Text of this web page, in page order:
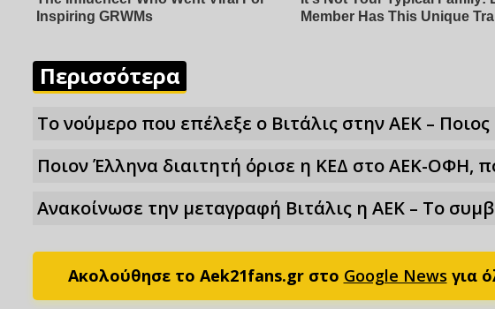
Περισσότερα
Το νούμερο που επέλεξε ο Βιτάλις στην ΑΕΚ –
Ποιον Έλληνα διαιτητή όρισε η ΚΕΔ στο ΑΕΚ-ΟΦΗ,
Ανακοίνωσε την μεταγραφή Βιτάλις η ΑΕΚ – Το
Ακολούθησε το Aek21fans.gr στο Google News για